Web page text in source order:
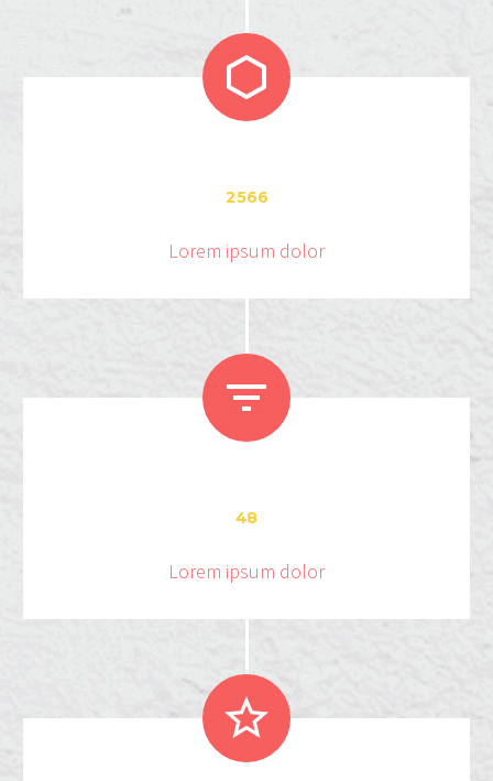


2566
Lorem ipsum dolor


48
Lorem ipsum dolor

